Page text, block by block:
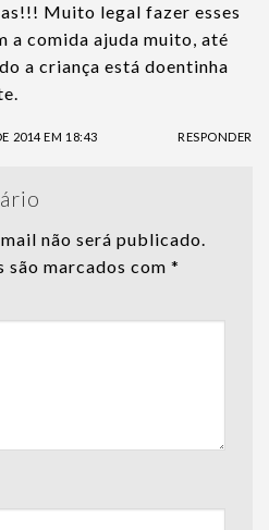
Muito legal fazer esses
a comida ajuda muito, até
a criança está doentinha
2014 EM 18:43 RESPONDER
não será publicado.
marcados com *